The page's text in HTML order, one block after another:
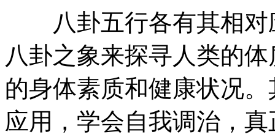
八卦五行各有其相对
八卦之象来探寻人类的
的身体素质和健康状况
应用，学会自我调治，